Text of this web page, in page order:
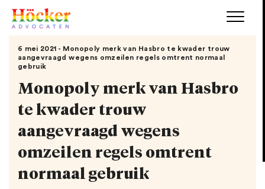
6 mei 2021 - Monopoly merk van Hasbro te kwader trouw
aangevraagd wegens omzeilen regels omtrent normaal
gebruik
Monopoly merk van Hasbro
te kwader trouw
aangevraagd wegens
omzeilen regels omtrent
normaal gebruik